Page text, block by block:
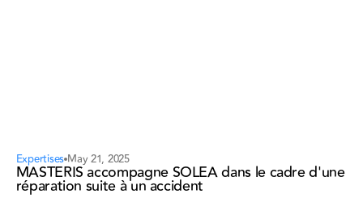
Expertises May 21, 2025
MASTERIS accompagne SOLEA dans le cadre d'une
réparation suite à un accident